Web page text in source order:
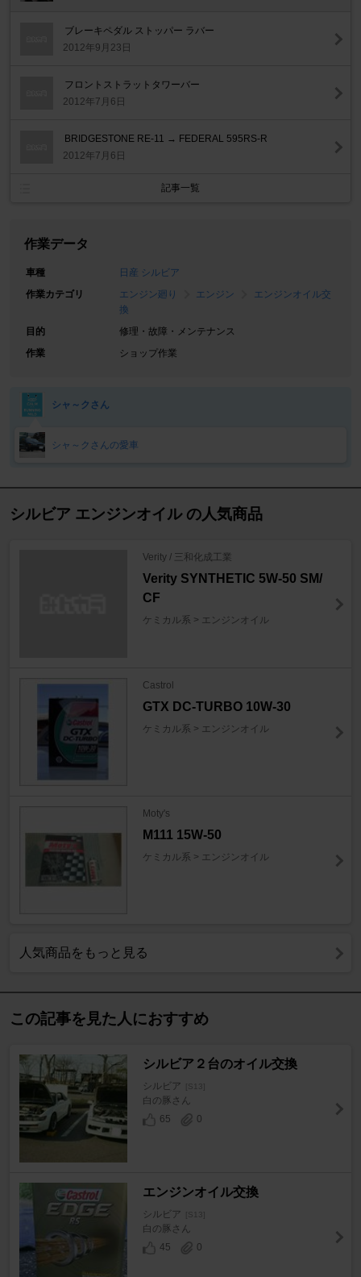
ブレーキペダル ストッパー ラバー
2012年9月23日
フロントストラットタワーバー
2012年7月6日
BRIDGESTONE RE-11 → FEDERAL 595RS-R
2012年7月6日
記事一覧
作業データ
車種
日産 シルビア
作業カテゴリ
エンジン廻り エンジン
エンジンオイル交
換
目的
修理・故障・メンテナンス
作業
ショップ作業
シャ～クさん
シャ～クさんの愛車
シルビア エンジンオイル の人気商品
Verity / 三和化成工業
Verity SYNTHETIC 5W-50 SM/
CF
ケミカル系 > エンジンオイル
Castrol
GTX DC-TURBO 10W-30
ケミカル系 > エンジンオイル
Moty's
M111 15W-50
ケミカル系 > エンジンオイル
人気商品をもっと見る
この記事を見た人におすすめ
シルビア２台のオイル交換
シルビア [S13]
白の豚さん
65
0
エンジンオイル交換
シルビア [S13]
白の豚さん
45
0